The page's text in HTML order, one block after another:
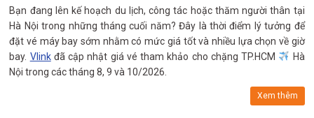
Bạn đang lên kế hoạch du lịch, công tác hoặc thăm người thân tại
Hà Nội trong những tháng cuối năm? Đây là thời điểm lý tưởng để
đặt vé máy bay sớm nhằm có mức giá tốt và nhiều lựa chọn về giờ
bay. Vlinkđã cập nhật giá vé tham khảo cho chặng TP.HCM
Hà
Nội trong các tháng 8, 9 và 10/2026.
Xem thêm